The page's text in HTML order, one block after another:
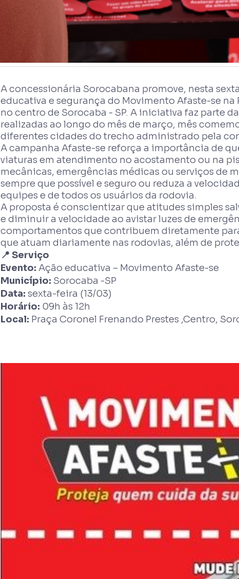
A concessionária Sorocabana promove, nesta
educativa e segurança do Movimento Afaste-se na
no centro de Sorocaba - SP. A iniciativa faz parte
realizadas ao longo do mês de março, mês
diferentes cidades do trecho administrado pela
A campanha Afaste-se reforça a importância de
viaturas em atendimento no acostamento ou na
mecânicas, emergências médicas ou serviços de
sempre que possível e seguro ou reduza a
equipes e de todos os usuários da rodovia.
A proposta é conscientizar que atitudes simples
e diminuir a velocidade ao avistar luzes de
comportamentos que contribuem diretamente
que atuam diariamente nas rodovias, além de
📍 Serviço
Evento: Ação educativa – Movimento Afaste-se
Município: Sorocaba -SP
Data: sexta-feira (13/03)
Horário: 09h às 12h
Local: Praça Coronel Frenando Prestes ,Centro,